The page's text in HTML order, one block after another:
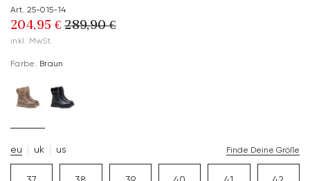
Art. 25-015-14
204,95 € 289,90 €
inkl. MwSt.
Farbe: Braun
eu uk us Finde Deine Größe